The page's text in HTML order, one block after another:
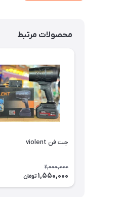
محصولات مرتبط
جت فن violent
2,000,000
1,550,000 تومان